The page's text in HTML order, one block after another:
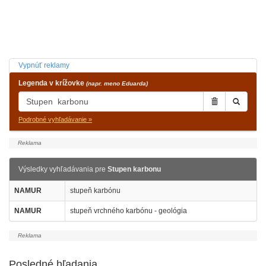
Vypnúť reklamy
Legenda v krížovke (napr. meno Eduarda)
Podrobné vyhľadávanie »
Výsledky vyhľadávania pre Stupen karbonu
NAMUR stupeň karbónu
NAMUR stupeň vrchného karbónu - geológia